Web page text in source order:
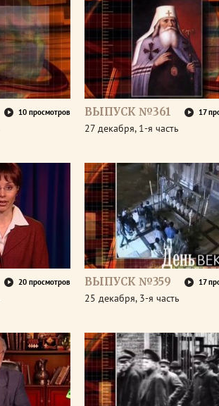
10 просмотров ВЫПУСК №361 17
27 декабря, 1-я часть
20 просмотров ВЫПУСК №359 17
25 декабря, 3-я часть